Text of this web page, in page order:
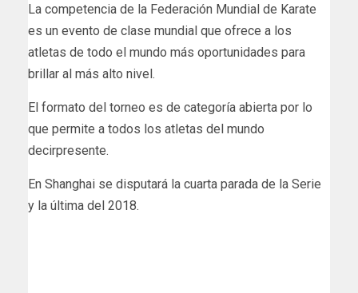
La competencia de la Federación Mundial de Karate
es un evento de clase mundial que ofrece a los
atletas de todo el mundo más oportunidades para
brillar al más alto nivel.
El formato del torneo es de categoría abierta por lo
que permite a todos los atletas del mundo
decirpresente.
En Shanghai se disputará la cuarta parada de la Serie
y la última del 2018.